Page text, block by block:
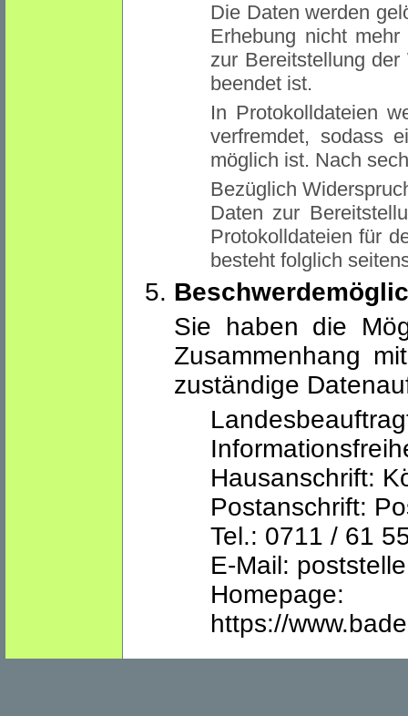
Die Daten werden
Erhebung nicht
zur Bereitstellung
beendet ist.
In Protokolldateien
verfremdet, sodass
möglich ist. Nach
Bezüglich
Daten zur
Protokolldateien für
besteht folglich
Sie haben die
Zusammenhang
zuständige
Hausanschrift:
Postanschrift:
E-Mail:
Homepage:
https://